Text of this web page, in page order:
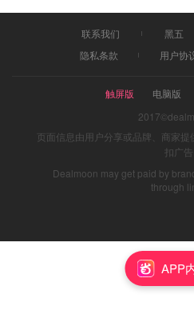
APP
联系我们 黑五
隐私条款
用户协
触屏版 电脑版
页面信息由用户分享或品牌、商家
扣广告
Dealmoon may get paid by
through